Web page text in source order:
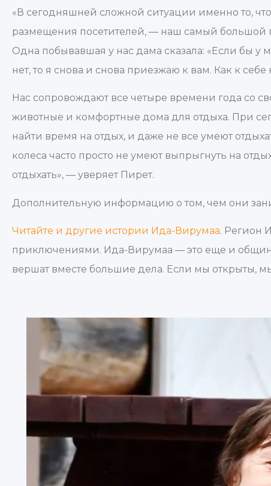
«В сегодняшней сложной ситуации именно то,
размещения посетителей, — наш самый большой
Одна побывавшая у нас дама сказала: «Если бы у
нет, то я снова и снова приезжаю к вам. Как к
Нас сопровождают все четыре времени года со
животные и комфортные дома для отдыха. При
найти время на отдых, и даже не все умеют
колеса часто просто не умеют выпрыгнуть на
отдыхать», — уверяет Пирет.
Дополнительную информацию о том, чем они
Читайте и другие истории Ида-Вирумаа. Регион
приключениями. Ида-Вирумаа — это еще и
вершат вместе большие дела. Если мы открыты,